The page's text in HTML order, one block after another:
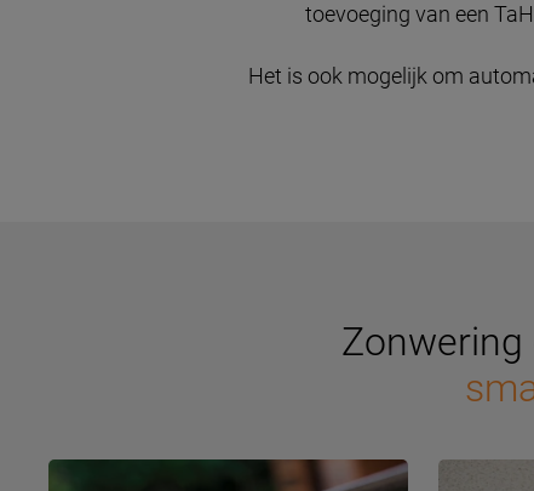
toevoeging van een
Het is ook mogelijk om
Zonwering